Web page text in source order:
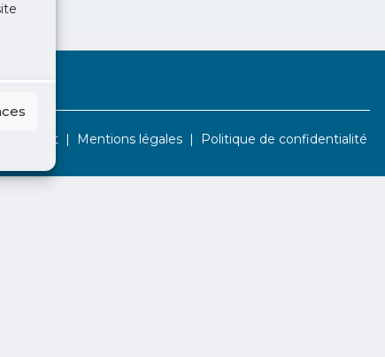
Contact Mentions légales Politique de confidentialité